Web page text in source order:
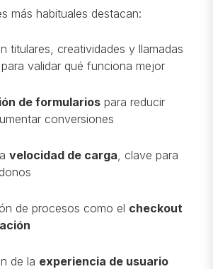
más habituales destacan:
titulares, creatividades y llamadas
validar qué funciona mejor
de formulariospara reducir
conversiones
velocidad de carga, clave para
de procesos como el checkout
de la experiencia de usuario